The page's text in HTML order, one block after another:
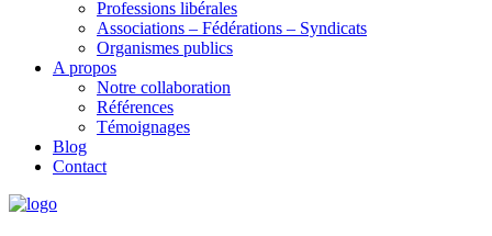
Professions libérales
Associations – Fédérations – Syndicats
Organismes publics
A propos
Notre collaboration
Références
Témoignages
Blog
Contact